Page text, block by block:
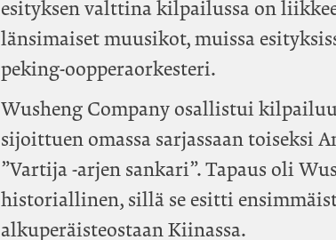
esityksen valttina kilpailussa on
länsimaiset muusikot, muissa
peking-oopperaorkesteri.
Wusheng Company osallistui
sijoittuen omassa sarjassaan toiseksi
”Vartija -arjen sankari”. Tapaus oli
historiallinen, sillä se esitti
alkuperäisteostaan Kiinassa.